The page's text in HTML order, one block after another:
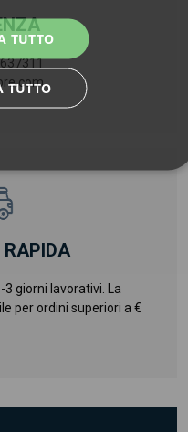
RAPIDA
giorni lavorativi. La
per ordini superiori a €
TUTTO
TUTTO